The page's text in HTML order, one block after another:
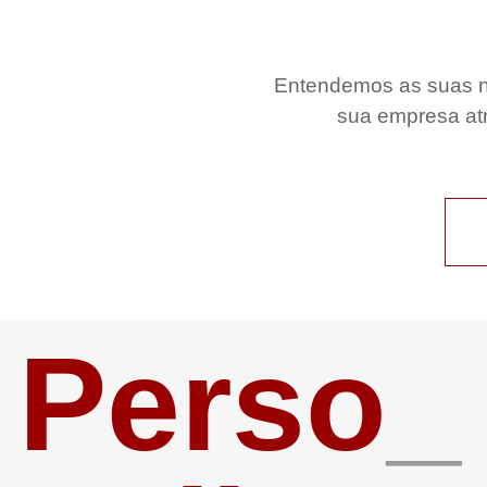
Entendemos as suas
sua empresa
Perso